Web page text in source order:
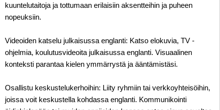
kuuntelutaitoja ja tottumaan erilaisiin aksentteihin ja puheen
nopeuksiin.
Videoiden katselu julkaisussa englanti: Katso elokuvia, TV -
ohjelmia, koulutusvideoita julkaisussa englanti. Visuaalinen
konteksti parantaa kielen ymmärrystä ja ääntämistäsi.
Osallistu keskustelukerhoihin: Liity ryhmiin tai verkkoyhteisöihin,
joissa voit keskustella kohdassa englanti. Kommunikointi